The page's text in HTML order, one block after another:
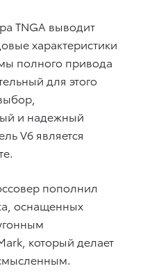
TNGA выводит
характеристики
полного привода
для этого
и надежный
V6 является
пополнил
оснащенных
который делает